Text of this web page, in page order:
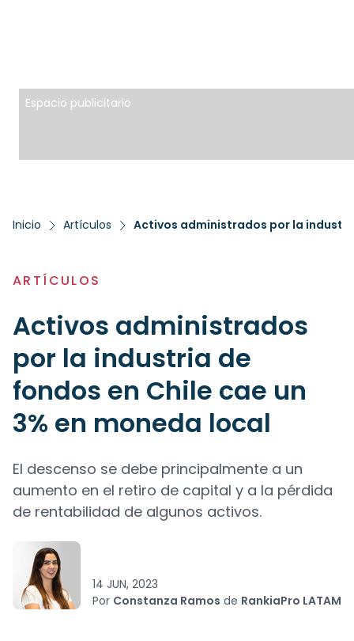
Espacio publicitario
Inicio Artículos Activos administrados por la
ARTÍCULOS
Activos administrados
por la industria de
fondos en Chile cae un
3% en moneda local
El descenso se debe principalmente a un
aumento en el retiro de capital y a la pérdida
de rentabilidad de algunos activos.
14 JUN, 2023
Por Constanza Ramos de RankiaPro LATAM